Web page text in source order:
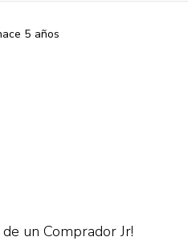
5 años
un Comprador Jr!